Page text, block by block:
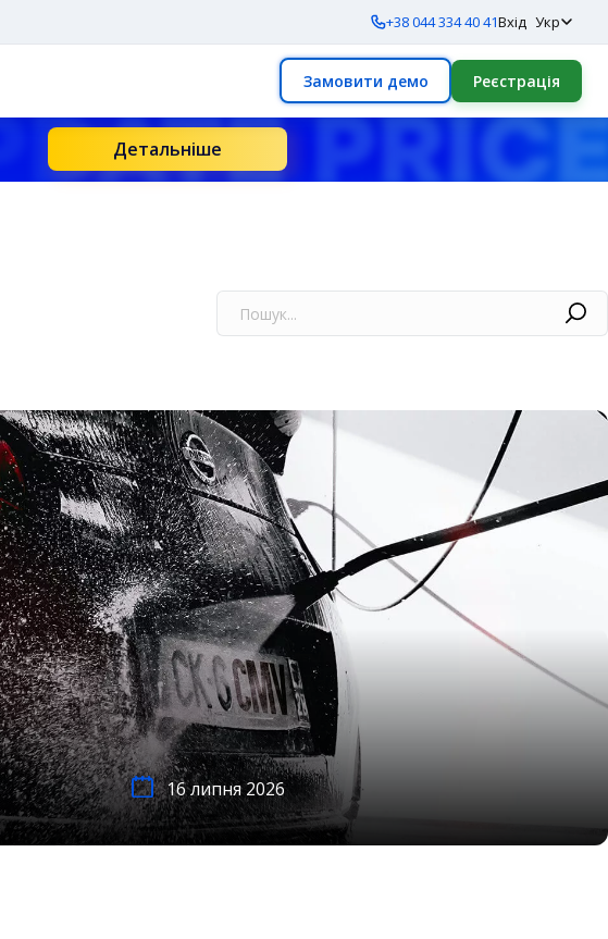
+38 044 334 40 41Вхід Укр
Замовити демо Реєстрація
Детальніше
16 липня 2026